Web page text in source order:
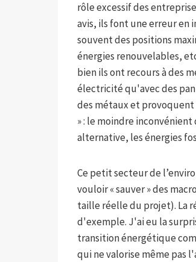
rôle excessif des
avis, ils font une erreur
souvent des positions
énergies renouvelables,
bien ils ont recours à des
électricité qu'avec des
des métaux et provoquent
» : le moindre
alternative, les énergies
Ce petit secteur de
vouloir « sauver » des
taille réelle du projet). La
d'exemple. J'ai eu la
transition énergétique
qui ne valorise même pas